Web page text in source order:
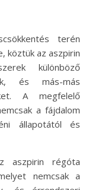
köztük az aszpirin
különböző
és más-más
A megfelelő
a fájdalom
állapotától és
aszpirin régóta
nemcsak a